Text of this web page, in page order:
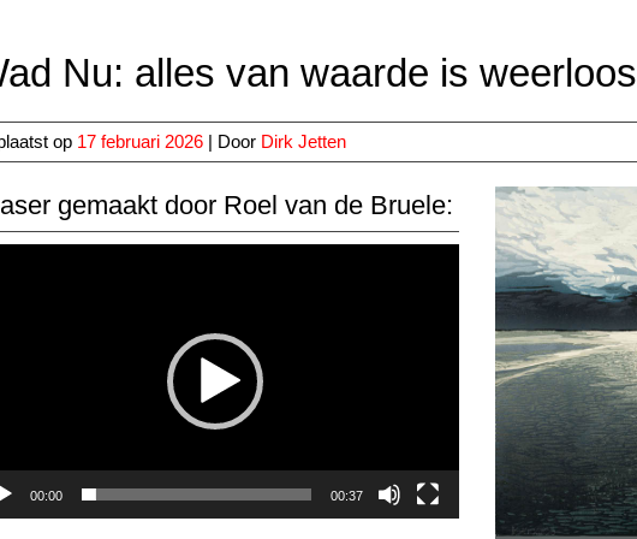
Nu: alles van waarde is weerloos
op 17 februari 2026| Door Dirk Jetten
gemaakt door Roel van de Bruele:
00:00 00:37